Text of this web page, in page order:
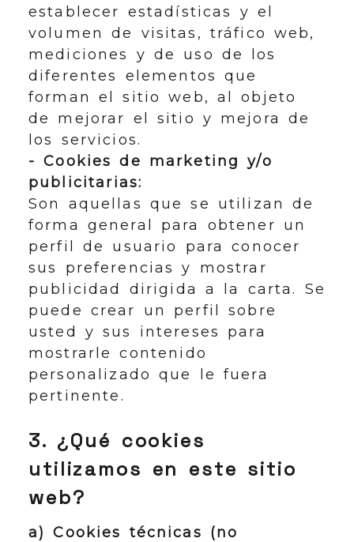
establecer estadísticas y el
volumen de visitas, tráfico web,
mediciones y de uso de los
diferentes elementos que
forman el sitio web, al objeto
de mejorar el sitio y mejora de
los servicios.
- Cookies de marketing y/o
publicitarias:
Son aquellas que se utilizan de
forma general para obtener un
perfil de usuario para conocer
sus preferencias y mostrar
publicidad dirigida a la carta. Se
puede crear un perfil sobre
usted y sus intereses para
mostrarle contenido
personalizado que le fuera
pertinente.
3. ¿Qué cookies
utilizamos en este sitio
web?
a) Cookies técnicas (no